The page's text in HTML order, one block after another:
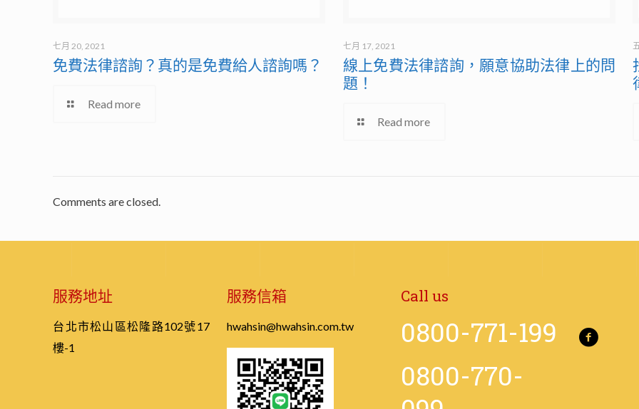
七月 20, 2021
免費法律諮詢？真的是免費給人諮詢嗎？
Read more
七月 17, 2021
線上免費法律諮詢，願意協助法律上的問
題！
Read more
Comments are closed.
服務地址
台北市松山區松隆路102號17
樓-1
服務信箱
hwahsin@hwahsin.com.tw
Call us
0800-771-199
0800-770-